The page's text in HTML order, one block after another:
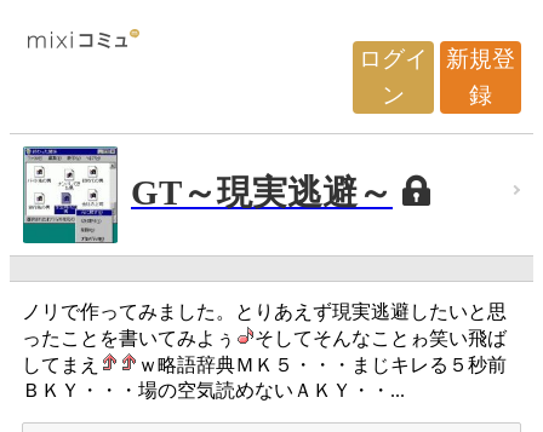
ログイ
ン
新規登
録
GT～現実逃避～
ノリで作ってみました。とりあえず現実逃避したいと思
ったことを書いてみよぅ
そしてそんなことゎ笑い飛ば
してまえ
ｗ略語辞典ＭＫ５・・・まじキレる５秒前
ＢＫＹ・・・場の空気読めないＡＫＹ・・...